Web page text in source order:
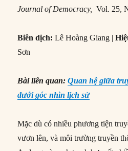
Journal of Democracy, Vol. 25,
Biên dịch: Lê Hoàng Giang |
Sơn
Bài liên quan:Quan hệ giữa
dưới góc nhìn lịch sử
Mặc dù có nhiều phương tiện
vươn lên, và môi trường truyền